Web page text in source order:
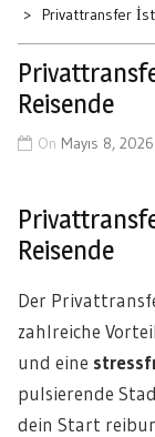
Privattransfer
Reisende
On Mayıs 8, 2026
Reisende
Der
zahlreiche
und eine
pulsierende
dein Start